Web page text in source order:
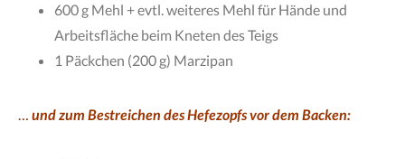
600 g Mehl + evtl. weiteres Mehl für Hände und
Arbeitsfläche beim Kneten des Teigs
1 Päckchen (200 g) Marzipan
… und zum Bestreichen des Hefezopfs vor dem Backen: